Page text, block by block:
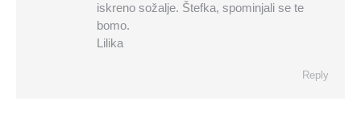
iskreno sožalje. Štefka, spominjali se te
bomo.
Lilika
Reply